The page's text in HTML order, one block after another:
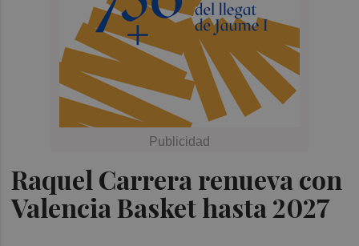
Raquel Carrera renueva con
Valencia Basket hasta 2027